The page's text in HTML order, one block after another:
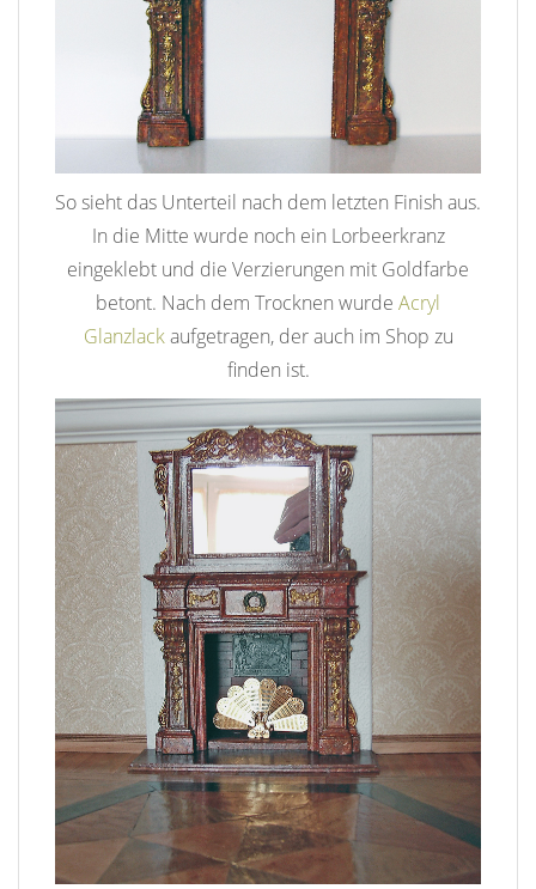
So sieht das Unterteil nach dem letzten Finish aus.
In die Mitte wurde noch ein Lorbeerkranz
eingeklebt und die Verzierungen mit Goldfarbe
betont. Nach dem Trocknen wurde Acryl
Glanzlackaufgetragen, der auch im Shop zu
finden ist.